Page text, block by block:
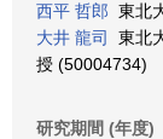
西平 哲郎 東北
大井 龍司
東北
授 (50004734)
研究期間 (年度)